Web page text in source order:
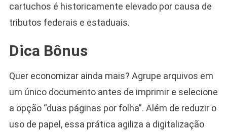
cartuchos é historicamente elevado por causa de
tributos federais e estaduais.
Dica Bônus
Quer economizar ainda mais? Agrupe arquivos em
um único documento antes de imprimir e selecione
a opção “duas páginas por folha”. Além de reduzir o
uso de papel, essa prática agiliza a digitalização